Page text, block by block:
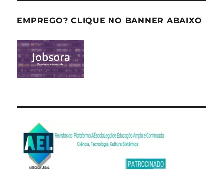
EMPREGO? CLIQUE NO BANNER ABAIXO